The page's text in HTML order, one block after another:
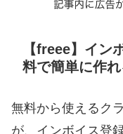
【freee】イン
料で簡単に作れ
無料から使えるク
が、インボイス登